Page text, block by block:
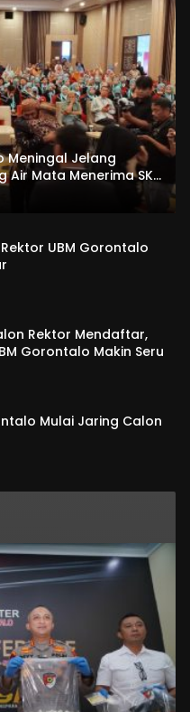
Meningal Jelang
Air Mata Menerima SKL
UBM Gorontalo
Rektor Mendaftar,
Gorontalo Makin Seru
Mulai Jaring Calon